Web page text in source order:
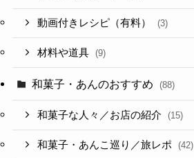
動画付きレシピ（有料） (3)
材料や道具 (9)
和菓子・あんのおすすめ (88)
和菓子な人々／お店の紹介 (15)
和菓子・あんこ巡り／旅レポ (42)